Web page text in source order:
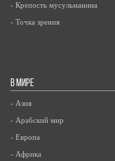
- Крепость мусульманина
- Точка зрения
В МИРЕ
- Азия
- Арабский мир
- Европа
- Африка